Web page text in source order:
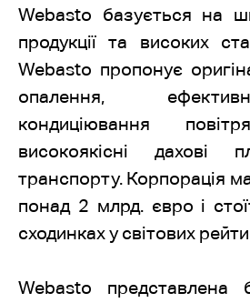
Webasto базується на
продукції та високих
Webasto пропонує
опалення,
кондиціювання
високоякісні дахові
транспорту. Корпорація
понад 2 млрд. євро і
сходинках у світових
Webasto